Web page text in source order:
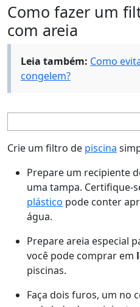
Como fazer um
com areia
Leia também: Como
congelem?
Crie um filtro de piscina
Prepare um recipiente
uma tampa. Certifique-
plástico pode conter
água.
Prepare areia especial
você pode comprar em
piscinas.
Faça dois furos, um no